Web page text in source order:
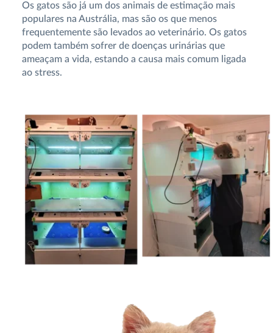
Os gatos são já um dos animais de estimação mais
populares na Austrália, mas são os que menos
frequentemente são levados ao veterinário. Os gatos
podem também sofrer de doenças urinárias que
ameaçam a vida, estando a causa mais comum ligada
ao stress.